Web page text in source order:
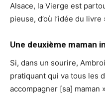
Alsace, la Vierge est
pieuse, d’où l’idée du livre
Une deuxième maman
Si, dans un sourire,
pratiquant qui va tous les
accompagner [sa] maman